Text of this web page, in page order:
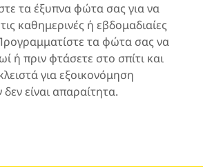
τα έξυπνα φώτα σας για να
καθημερινές ή εβδομαδιαίες
τα φώτα σας να
ή πριν φτάσετε στο σπίτι και
για εξοικονόμηση
δεν είναι απαραίτητα.